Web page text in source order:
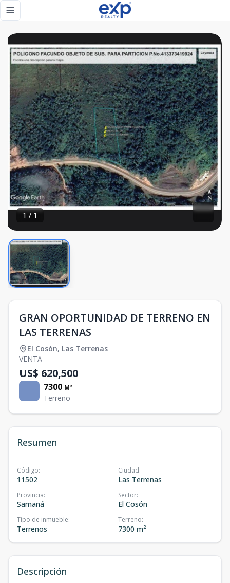
Toggle navigation menu
1 / 1
GRAN OPORTUNIDAD DE TERRENO EN
LAS TERRENAS
El Cosón, Las Terrenas
VENTA
US$ 620,500
7300 M²
Terreno
Resumen
Código:
11502
Ciudad:
Las Terrenas
Provincia:
Samaná
Sector:
El Cosón
Tipo de inmueble:
Terrenos
Terreno:
7300 m²
Descripción
GRAN OPORTUNIDAD DE TERRENO EN LAS TERRENAS -